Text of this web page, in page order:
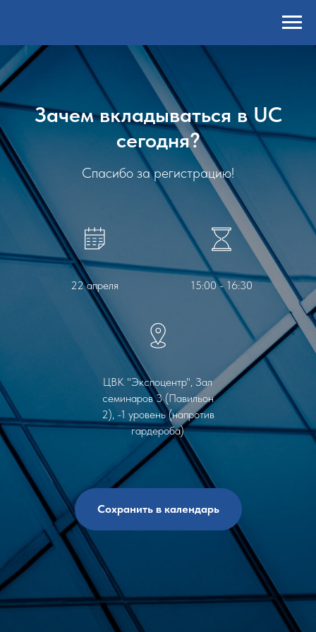
Зачем вкладываться в UC
сегодня?
Спасибо за регистрацию!
22 апреля 15:00 - 16:30
ЦВК "Экспоцентр", Зал
семинаров 3 (Павильон
2), -1 уровень (напротив
гардероба)
Сохранить в календарь